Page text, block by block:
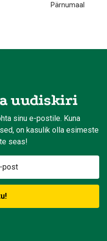
Pärnumaal
uudiskiri
sinu e-postile. Kuna
on kasulik olla esimeste
seas!